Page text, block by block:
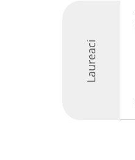
Laureaci